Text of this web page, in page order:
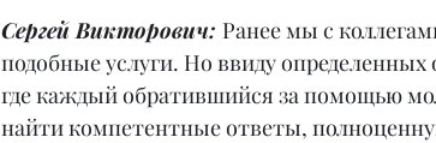
Сергей Викторович: Ранее мы с
подобные услуги. Но ввиду
где каждый обратившийся за помощью
найти компетентные ответы,